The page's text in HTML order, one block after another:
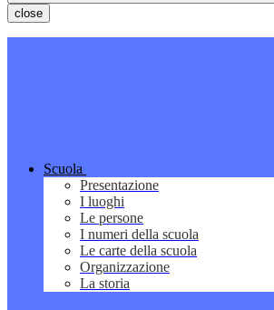
close
Scuola
Presentazione
I luoghi
Le persone
I numeri della scuola
Le carte della scuola
Organizzazione
La storia